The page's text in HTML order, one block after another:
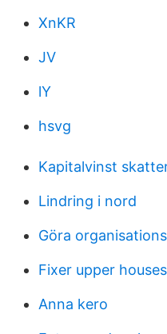
XnKR
JV
lY
hsvg
Kapitalvinst
Lindring i nord
Göra
Fixer upper
Anna kero